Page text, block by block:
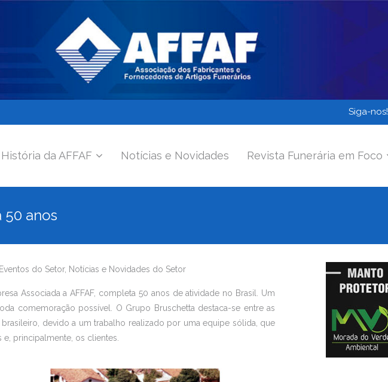
Siga-nos!
História da AFFAF Notícias e Novidades Revista Funerária em Foco
anos
Eventos do Setor, Notícias e Novidades do Setor
Associada a AFFAF, completa 50 anos de atividade no Brasil. Um
comemoração possível. O Grupo Bruschetta destaca-se entre as
devido a um trabalho realizado por uma equipe sólida, que
principalmente, os clientes.